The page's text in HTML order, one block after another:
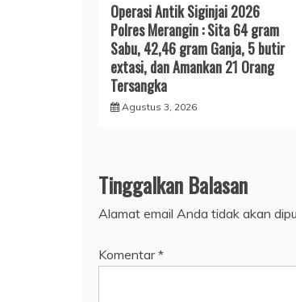
Operasi Antik Siginjai 2026
Polres Merangin : Sita 64 gram
Sabu, 42,46 gram Ganja, 5 butir
extasi, dan Amankan 21 Orang
Tersangka
Agustus 3, 2026
Tinggalkan Balasan
Alamat email Anda tidak akan
Komentar*